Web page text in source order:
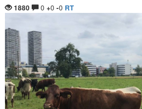
1880 0 +0 -0 RT